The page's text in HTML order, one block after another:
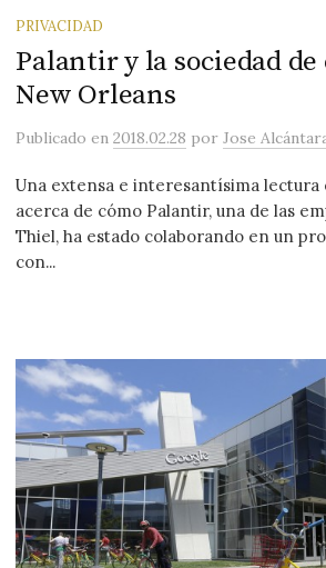
PRIVACIDAD
Palantir y la sociedad
New Orleans
Publicadoen2018.02.28 porJose
Una extensa e interesantísima lectura
acerca de cómo Palantir, una de las
Thiel, ha estado colaborando en un
con...